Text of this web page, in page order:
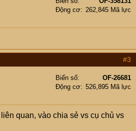
Động cơ
262,845 Mã lực
#3
Biển số
OF-26681
Động cơ
526,895 Mã lực
quan, vào chia sẻ vs cụ chủ vs